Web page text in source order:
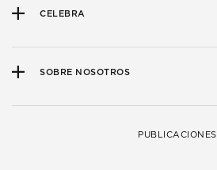
CELEBRA
SOBRE NOSOTROS
PUBLICACIONES